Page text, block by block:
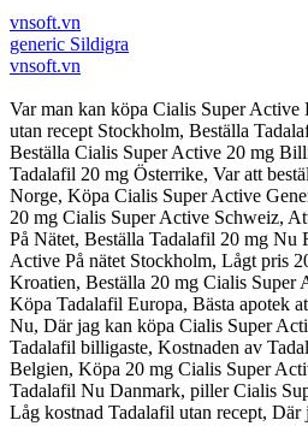
vnsoft.vn
generic Sildigra
vnsoft.vn
Var man kan köpa Cialis Super
utan recept Stockholm, Beställa
Beställa Cialis Super Active 20 mg
Tadalafil 20 mg Österrike, Var att
Norge, Köpa Cialis Super Active
20 mg Cialis Super Active Schweiz,
På Nätet, Beställa Tadalafil 20 mg Nu
Active På nätet Stockholm, Lågt pris
Kroatien, Beställa 20 mg Cialis Super
Köpa Tadalafil Europa, Bästa apotek
Nu, Där jag kan köpa Cialis Super
Tadalafil billigaste, Kostnaden av
Belgien, Köpa 20 mg Cialis Super
Tadalafil Nu Danmark, piller Cialis
Låg kostnad Tadalafil utan recept,